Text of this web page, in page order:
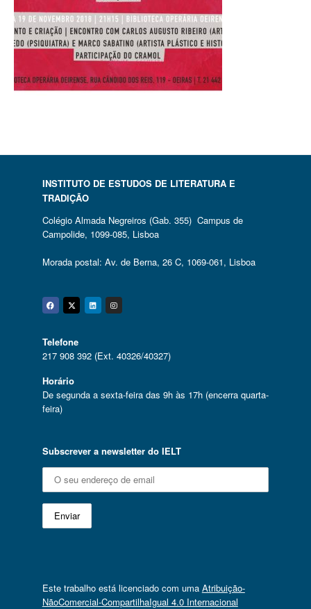
INSTITUTO DE ESTUDOS DE LITERATURA E
TRADIÇÃO
Colégio Almada Negreiros (Gab. 355) Campus de
Campolide, 1099-085, Lisboa
Morada postal: Av. de Berna, 26 C, 1069-061, Lisboa
Facebook
Twitter
Linkedin
Instagram
Telefone
217 908 392 (Ext. 40326/40327)
Horário
De segunda a sexta-feira das 9h às 17h (encerra quarta-
feira)
Subscrever a newsletter do IELT
Este trabalho está licenciado com uma Atribuição-
NãoComercial-CompartilhaIgual 4.0 Internacional